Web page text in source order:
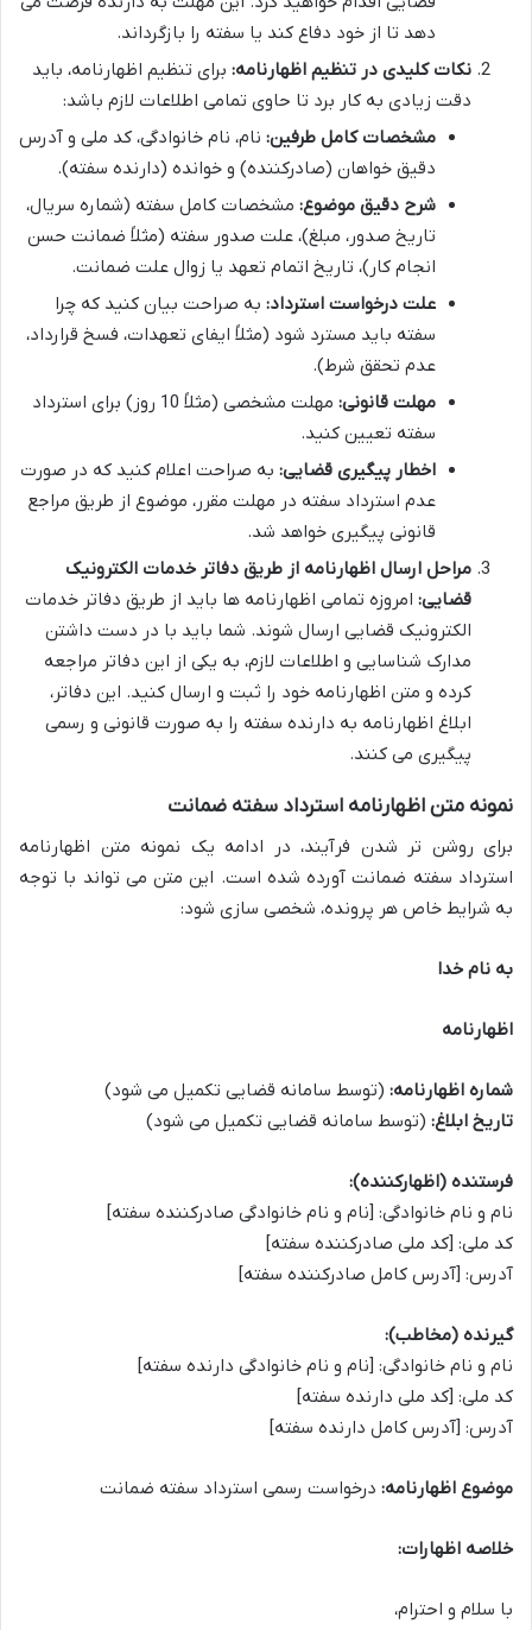
دهد تا از خود دفاع کند یا سفته را بازگرداند.
نکات کلیدی در تنظیم اظهارنامه: برای تنظیم اظهارنامه، باید
دقت زیادی به کار برد تا حاوی تمامی اطلاعات لازم باشد:
مشخصات کامل طرفین: نام، نام خانوادگی، کد ملی و آدرس
دقیق خواهان (صادرکننده) و خوانده (دارنده سفته).
شرح دقیق موضوع: مشخصات کامل سفته (شماره سریال،
تاریخ صدور، مبلغ)، علت صدور سفته (مثلاً ضمانت حسن
انجام کار)، تاریخ اتمام تعهد یا زوال علت ضمانت.
علت درخواست استرداد: به صراحت بیان کنید که چرا
سفته باید مسترد شود (مثلاً ایفای تعهدات، فسخ قرارداد،
عدم تحقق شرط).
مهلت قانونی:
مهلت مشخصی (مثلاً 10 روز) برای استرداد
سفته تعیین کنید.
اخطار پیگیری قضایی: به صراحت اعلام کنید که در صورت
عدم استرداد سفته در مهلت مقرر، موضوع از طریق مراجع
قانونی پیگیری خواهد شد.
مراحل ارسال اظهارنامه از طریق دفاتر خدمات الکترونیک
قضایی: امروزه تمامی اظهارنامه ها باید از طریق دفاتر خدمات
الکترونیک قضایی ارسال شوند. شما باید با در دست داشتن
مدارک شناسایی و اطلاعات لازم، به یکی از این دفاتر مراجعه
کرده و متن اظهارنامه خود را ثبت و ارسال کنید. این دفاتر،
ابلاغ اظهارنامه به دارنده سفته را به صورت قانونی و رسمی
پیگیری می کنند.
نمونه متن اظهارنامه استرداد سفته ضمانت
برای روشن تر شدن فرآیند، در ادامه یک نمونه متن اظهارنامه
استرداد سفته ضمانت آورده شده است. این متن می تواند با توجه
به شرایط خاص هر پرونده، شخصی سازی شود:
به نام خدا
اظهارنامه
شماره اظهارنامه: (توسط سامانه قضایی تکمیل می شود)
تاریخ ابلاغ: (توسط سامانه قضایی تکمیل می شود)
فرستنده (اظهارکننده):
نام و نام خانوادگی: [نام و نام خانوادگی صادرکننده سفته]
کد ملی: [کد ملی صادرکننده سفته]
آدرس: [آدرس کامل صادرکننده سفته]
گیرنده (مخاطب):
نام و نام خانوادگی: [نام و نام خانوادگی دارنده سفته]
کد ملی: [کد ملی دارنده سفته]
آدرس: [آدرس کامل دارنده سفته]
موضوع اظهارنامه: درخواست رسمی استرداد سفته ضمانت
خلاصه اظهارات:
با سلام و احترام،